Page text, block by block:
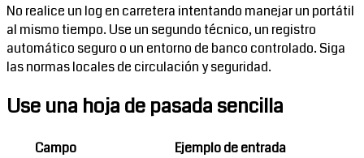
No realice un log en carretera intentando manejar un portátil
al mismo tiempo. Use un segundo técnico, un registro
automático seguro o un entorno de banco controlado. Siga
las normas locales de circulación y seguridad.
Use una hoja de pasada sencilla
Campo
Ejemplo de entrada